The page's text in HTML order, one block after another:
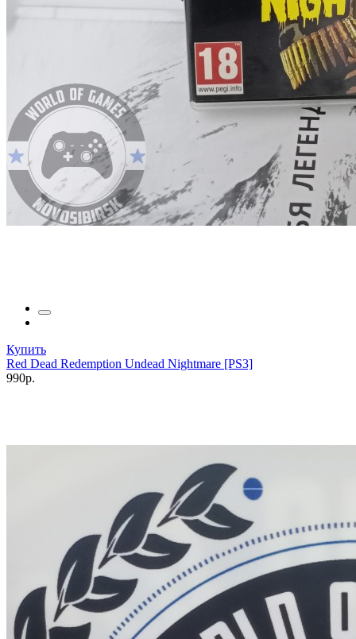
Купить
Red Dead Redemption Undead Nightmare [PS3]
990р.